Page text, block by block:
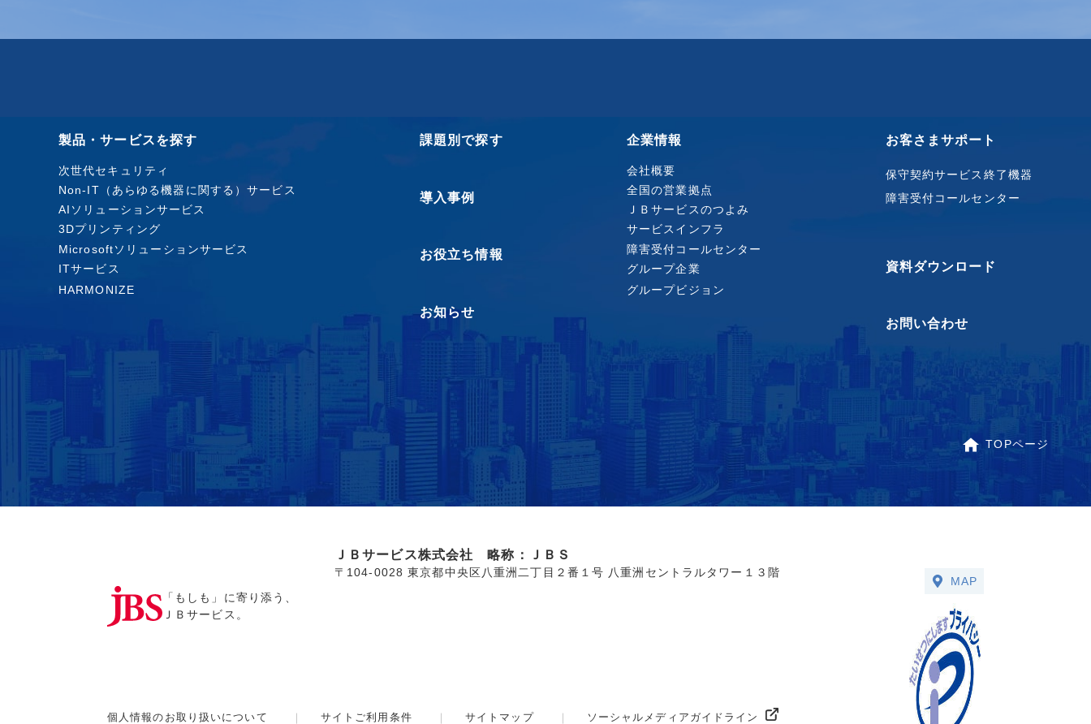
製品・サービスを探す
次世代セキュリティ
Non-IT（あらゆる機器に関する）サービス
AIソリューションサービス
3Dプリンティング
Microsoftソリューションサービス
ITサービス
HARMONIZE
課題別で探す
導入事例
お役立ち情報
お知らせ
企業情報
会社概要
全国の営業拠点
ＪＢサービスのつよみ
サービスインフラ
障害受付コールセンター
グループ企業
グループビジョン
お客さまサポート
保守契約サービス終了機器
障害受付コールセンター
資料ダウンロード
お問い合わせ
TOPページ
「もしも」に寄り添う、
ＪＢサービス。
ＪＢサービス株式会社 略称：ＪＢＳ
〒104-0028 東京都中央区八重洲二丁目２番１号 八重洲セントラルタワー１３階
MAP
個人情報のお取り扱いについて サイトご利用条件 サイトマップ ソーシャルメディアガイドライン